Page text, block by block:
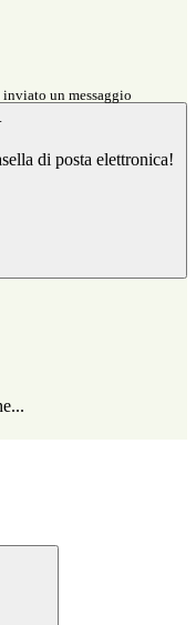
inviato un messaggio
di posta elettronica!